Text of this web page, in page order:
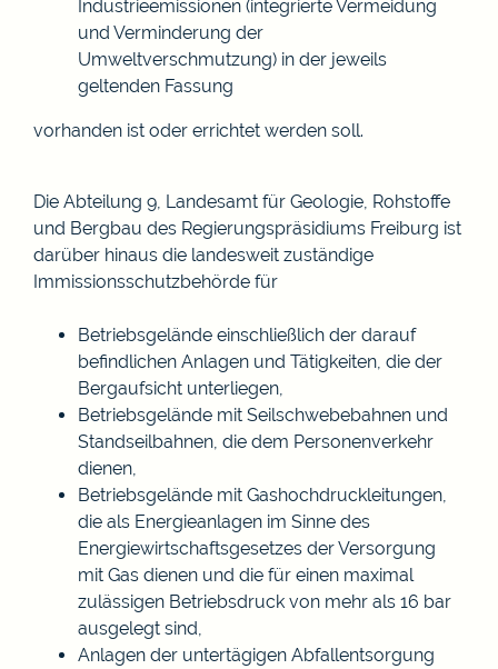
Industrieemissionen (integrierte Vermeidung
und Verminderung der
Umweltverschmutzung) in der jeweils
geltenden Fassung
vorhanden ist oder errichtet werden soll.
Die Abteilung 9, Landesamt für Geologie, Rohstoffe
und Bergbau des Regierungspräsidiums Freiburg ist
darüber hinaus die landesweit zuständige
Immissionsschutzbehörde für
Betriebsgelände einschließlich der darauf
befindlichen Anlagen und Tätigkeiten, die der
Bergaufsicht unterliegen,
Betriebsgelände mit Seilschwebebahnen und
Standseilbahnen, die dem Personenverkehr
dienen,
Betriebsgelände mit Gashochdruckleitungen,
die als Energieanlagen im Sinne des
Energiewirtschaftsgesetzes der Versorgung
mit Gas dienen und die für einen maximal
zulässigen Betriebsdruck von mehr als 16 bar
ausgelegt sind,
Anlagen der untertägigen Abfallentsorgung